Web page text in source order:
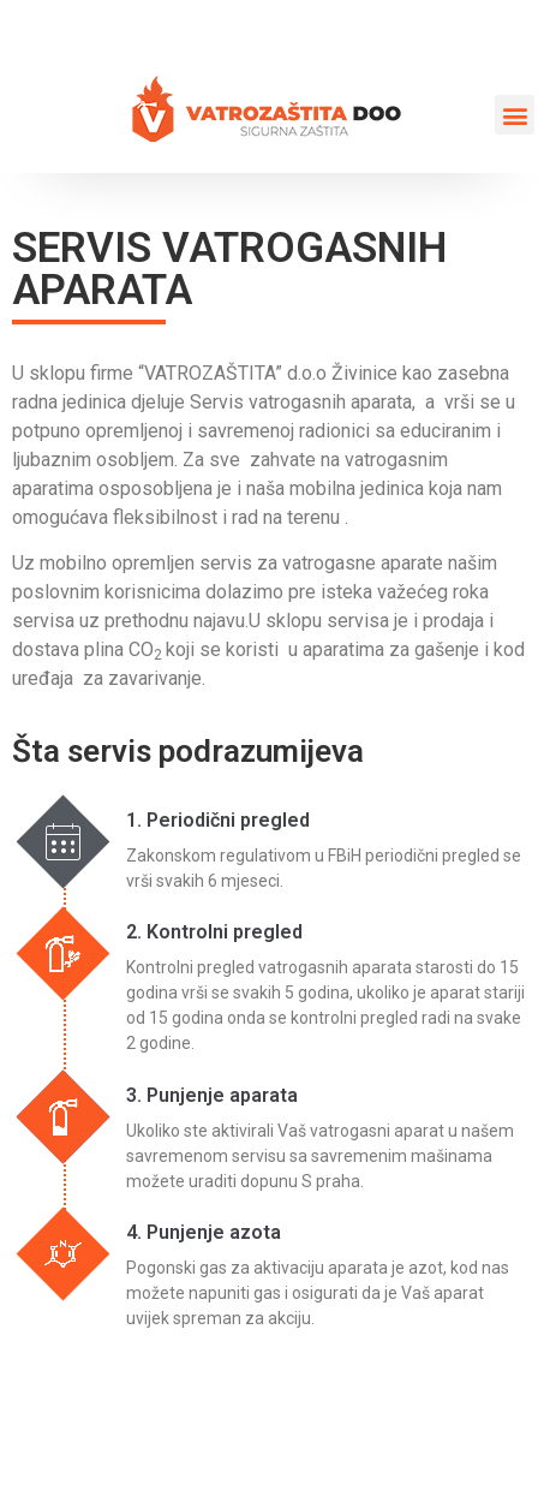
SERVIS VATROGASNIH
APARATA
U sklopu firme “VATROZAŠTITA” d.o.o Živinice kao zasebna
radna jedinica djeluje Servis vatrogasnih aparata, a vrši se u
potpuno opremljenoj i savremenoj radionici sa educiranim i
ljubaznim osobljem. Za sve zahvate na vatrogasnim
aparatima osposobljena je i naša mobilna jedinica koja nam
omogućava fleksibilnost i rad na terenu .
Uz mobilno opremljen servis za vatrogasne aparate našim
poslovnim korisnicima dolazimo pre isteka važećeg roka
servisa uz prethodnu najavu.U sklopu servisa je i prodaja i
dostava plina CO2 koji se koristi u aparatima za gašenje i kod
uređaja za zavarivanje.
Šta servis podrazumijeva
1. Periodični pregled
Zakonskom regulativom u FBiH periodični pregled se
vrši svakih 6 mjeseci.
2. Kontrolni pregled
Kontrolni pregled vatrogasnih aparata starosti do 15
godina vrši se svakih 5 godina, ukoliko je aparat stariji
od 15 godina onda se kontrolni pregled radi na svake
2 godine.
3. Punjenje aparata
Ukoliko ste aktivirali Vaš vatrogasni aparat u našem
savremenom servisu sa savremenim mašinama
možete uraditi dopunu S praha.
4. Punjenje azota
Pogonski gas za aktivaciju aparata je azot, kod nas
možete napuniti gas i osigurati da je Vaš aparat
uvijek spreman za akciju.